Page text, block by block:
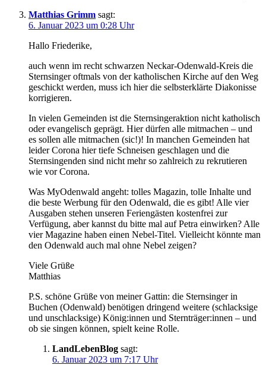
Matthias Grimm sagt:
6. Januar 2023 um 0:28 Uhr
Hallo Friederike,
auch wenn im recht schwarzen Neckar-Odenwald-Kreis die
Sternsinger oftmals von der katholischen Kirche auf den Weg
geschickt werden, muss ich hier die selbsterklärte Diakonisse
korrigieren.
In vielen Gemeinden ist die Sternsingeraktion nicht katholisch
oder evangelisch geprägt. Hier dürfen alle mitmachen – und
es sollen alle mitmachen (sic!)! In manchen Gemeinden hat
leider Corona hier tiefe Schneisen geschlagen und die
Sternsingenden sind nicht mehr so zahlreich zu rekrutieren
wie vor Corona.
Was MyOdenwald angeht: tolles Magazin, tolle Inhalte und
die beste Werbung für den Odenwald, die es gibt! Alle vier
Ausgaben stehen unseren Feriengästen kostenfrei zur
Verfügung, aber kannst du bitte mal auf Petra einwirken? Alle
vier Magazine haben einen Nebel-Titel. Vielleicht könnte man
den Odenwald auch mal ohne Nebel zeigen?
Viele Grüße
Matthias
P.S. schöne Grüße von meiner Gattin: die Sternsinger in
Buchen (Odenwald) benötigen dringend weitere (schlacksige
und unschlacksige) König:innen und Sternträger:innen – und
ob sie singen können, spielt keine Rolle.
LandLebenBlog sagt:
6. Januar 2023 um 7:17 Uhr